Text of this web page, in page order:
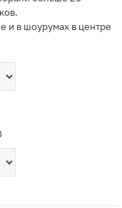
и в шоурумах в центре